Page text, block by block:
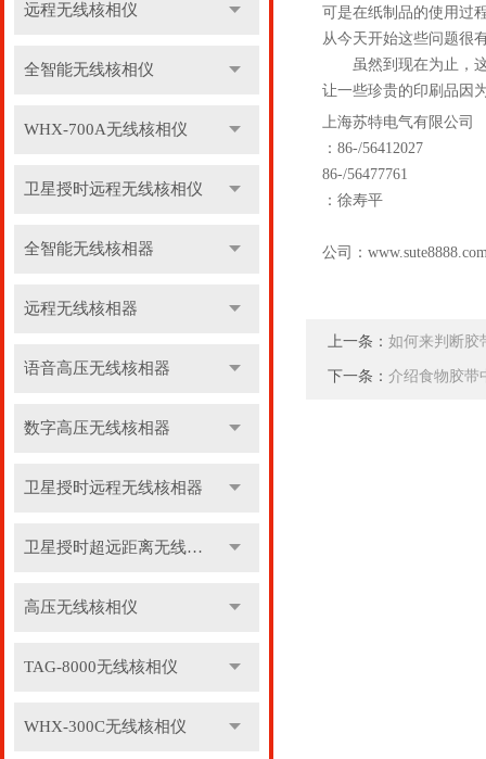
远程无线核相仪
全智能无线核相仪
WHX-700A无线核相仪
卫星授时远程无线核相仪
全智能无线核相器
远程无线核相器
语音高压无线核相器
数字高压无线核相器
卫星授时远程无线核相器
卫星授时超远距离无线核相器
高压无线核相仪
TAG-8000无线核相仪
WHX-300C无线核相仪
可是在纸制品的使用过
从今天开始这些问题很
虽然到现在为止，这
让一些珍贵的印刷品因
上海苏特电气有限公司
：86-/56412027
86-/56477761
：徐寿平
公司：
上一条： 如何来判断胶
下一条： 介绍食物胶带